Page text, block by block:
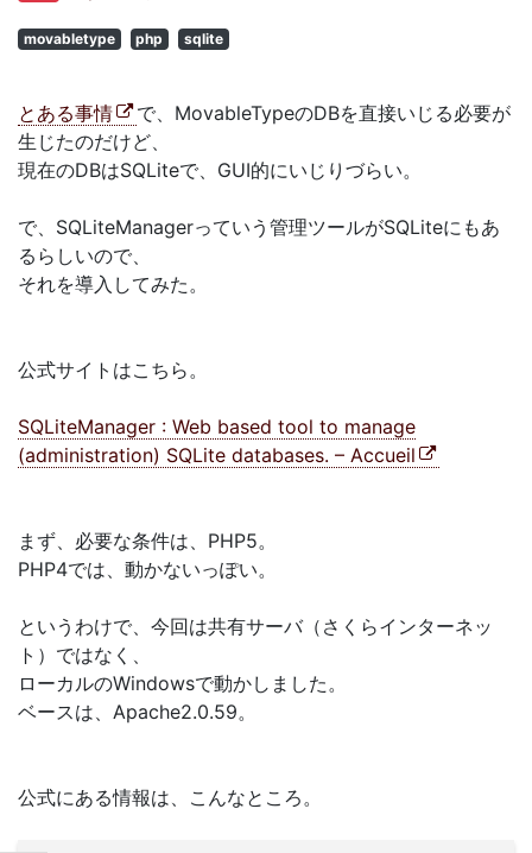
movabletype php sqlite
とある事情
で、MovableTypeのDBを直接いじる必要が
生じたのだけど、
現在のDBはSQLiteで、GUI的にいじりづらい。
で、SQLiteManagerっていう管理ツールがSQLiteにもあ
るらしいので、
それを導入してみた。
公式サイトはこちら。
SQLiteManager : Web based tool to manage
(administration) SQLite databases. – Accueil
まず、必要な条件は、PHP5。
PHP4では、動かないっぽい。
というわけで、今回は共有サーバ（さくらインターネッ
ト）ではなく、
ローカルのWindowsで動かしました。
ベースは、Apache2.0.59。
公式にある情報は、こんなところ。